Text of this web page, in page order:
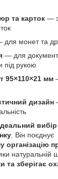
та карток —
для монет та
— для
під рукою
95×110×21 мм
дизайн
. Він поєднує
організацію
натуральній
та зберігає